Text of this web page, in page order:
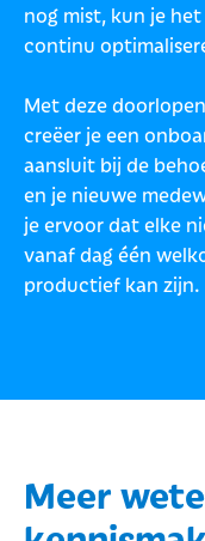
nog mist, kun je
continu
Met deze
creëer je een
aansluit bij de
en je nieuwe
je ervoor dat elke
vanaf dag één
productief kan zijn.
Meer